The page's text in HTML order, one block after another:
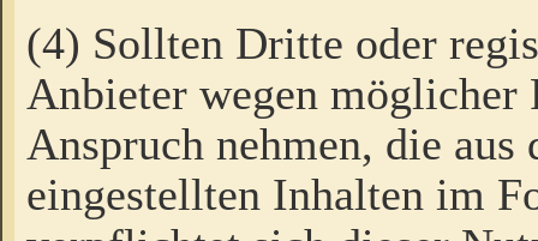
(4) Sollten Dritte oder
Anbieter wegen möglicher
Anspruch nehmen, die
eingestellten Inhalten im